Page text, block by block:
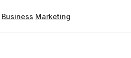
Business Marketing